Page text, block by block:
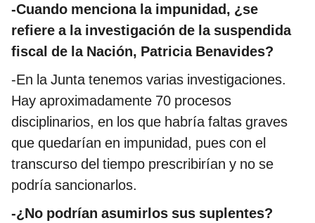
-Cuando menciona la impunidad, ¿se
refiere a la investigación de la suspendida
fiscal de la Nación, Patricia Benavides?
-En la Junta tenemos varias investigaciones.
Hay aproximadamente 70 procesos
disciplinarios, en los que habría faltas graves
que quedarían en impunidad, pues con el
transcurso del tiempo prescribirían y no se
podría sancionarlos.
-¿No podrían asumirlos sus suplentes?